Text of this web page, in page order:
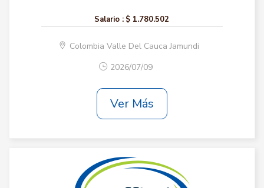
Salario : $ 1.780.502
Colombia Valle Del Cauca Jamundi
2026/07/09
Ver Más